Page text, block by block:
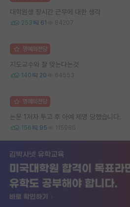
대학원생 장시간 근무에 대한 생각
253 61 84207
명예의전당
지도교수와 잘 맞는다는것
140 20 64553
명예의전당
논문 1저자 투고 후 아예 제명 당했습니다.
156 95 115986